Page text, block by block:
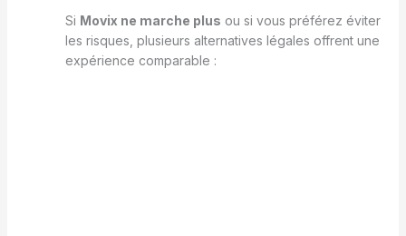
Si Movix ne marche plus ou si vous préférez éviter
les risques, plusieurs alternatives légales offrent une
expérience comparable :